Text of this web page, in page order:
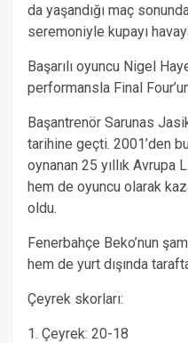
da yaşandığı maç
seremoniyle kupayı
Başarılı oyuncu Nigel
performansla Final
Başantrenör Sarunas
tarihine geçti. 2001’den
oynanan 25 yıllık Avrupa
hem de oyuncu olarak
oldu.
Fenerbahçe Beko’nun
hem de yurt dışında
Çeyrek skorları:
1. Çeyrek: 20-18